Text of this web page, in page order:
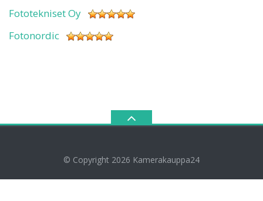
Fototekniset Oy
Fotonordic
© Copyright 2026 Kamerakauppa24